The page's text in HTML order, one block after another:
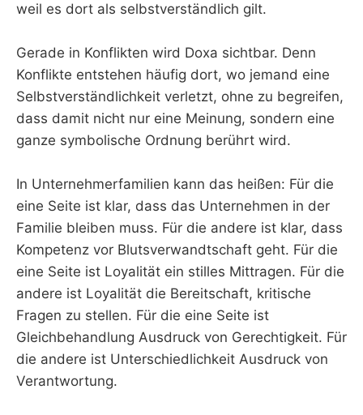
weil es dort als selbstverständlich gilt.
Gerade in Konflikten wird Doxa sichtbar. Denn
Konflikte entstehen häufig dort, wo jemand eine
Selbstverständlichkeit verletzt, ohne zu begreifen,
dass damit nicht nur eine Meinung, sondern eine
ganze symbolische Ordnung berührt wird.
In Unternehmerfamilien kann das heißen: Für die
eine Seite ist klar, dass das Unternehmen in der
Familie bleiben muss. Für die andere ist klar, dass
Kompetenz vor Blutsverwandtschaft geht. Für die
eine Seite ist Loyalität ein stilles Mittragen. Für die
andere ist Loyalität die Bereitschaft, kritische
Fragen zu stellen. Für die eine Seite ist
Gleichbehandlung Ausdruck von Gerechtigkeit. Für
die andere ist Unterschiedlichkeit Ausdruck von
Verantwortung.